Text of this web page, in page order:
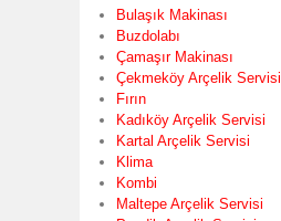
Bulaşık Makinası
Buzdolabı
Çamaşır Makinası
Çekmeköy Arçelik Servisi
Fırın
Kadıköy Arçelik Servisi
Kartal Arçelik Servisi
Klima
Kombi
Maltepe Arçelik Servisi